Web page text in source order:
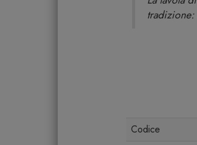
Codice